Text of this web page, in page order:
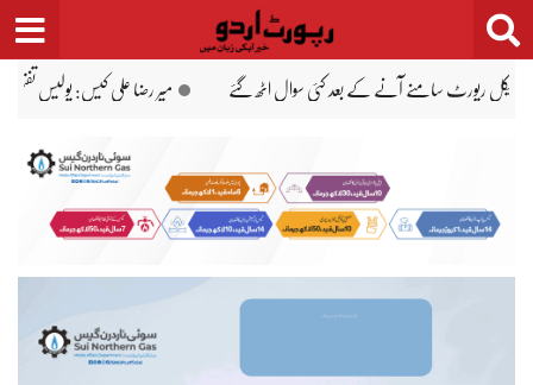
Skip
to
content
کر رہی ہے، فیملی کو ہراساں کر رہی ہے، جبران ناصر میر رضا کی پہلی پوسٹ مارٹم